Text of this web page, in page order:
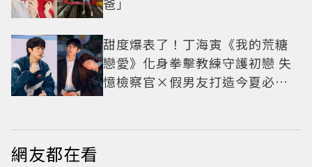
爸」
甜度爆表了！丁海寅《我的荒糖
戀愛》化身拳擊教練守護初戀 失
憶檢察官×假男友打造今夏必看
網友都在看